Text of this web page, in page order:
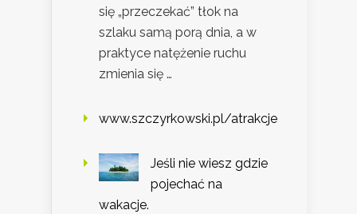
się „przeczekać” tłok na
szlaku samą porą dnia, a w
praktyce natężenie ruchu
zmienia się …
www.szczyrkowski.pl/atrakcje
Jeśli nie wiesz gdzie
pojechać na
wakacje.